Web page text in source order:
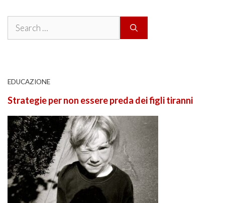
Search
EDUCAZIONE
Strategie per non essere preda dei figli tiranni